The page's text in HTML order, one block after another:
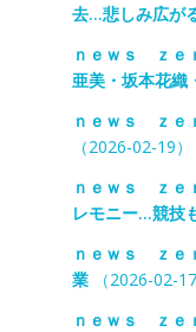
去…悲しみ広が
ｎｅｗｓ ｚｅ
亜美・坂本花織
ｎｅｗｓ ｚｅ
（2026-02-19）
ｎｅｗｓ ｚｅ
レモニー…競技
ｎｅｗｓ ｚｅ
業（2026-02-17
ｎｅｗｓ ｚｅ